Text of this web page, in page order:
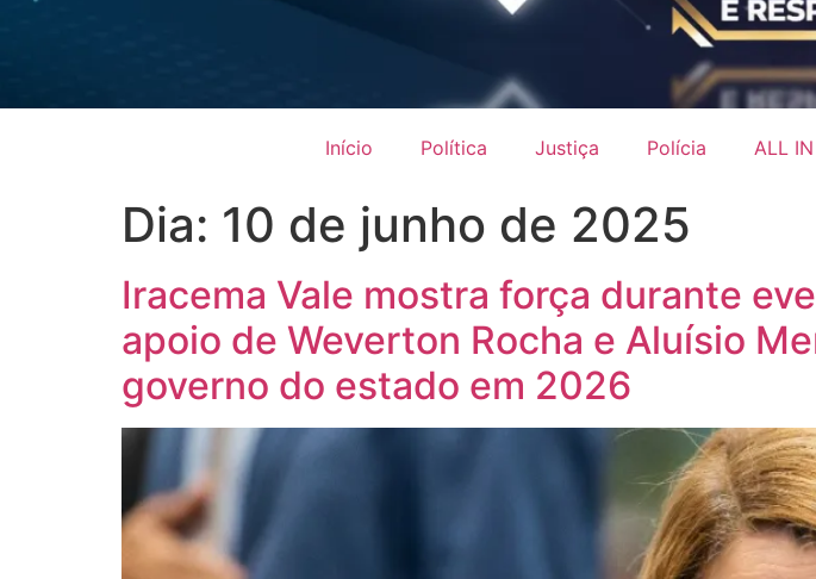
Início Política Justiça Polícia ALL
Dia: 10 de junho de 2025
Iracema Vale mostra força durante
apoio de Weverton Rocha e Aluísio
governo do estado em 2026